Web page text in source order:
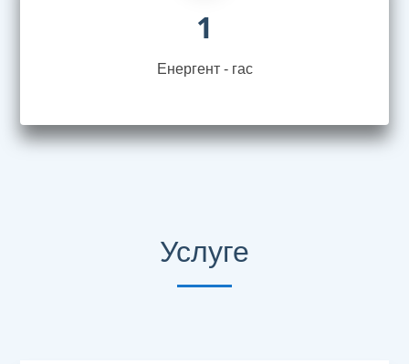
1
Енергент - гас
Услуге